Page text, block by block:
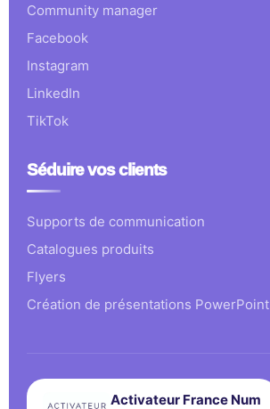
Community manager
Facebook
Instagram
LinkedIn
TikTok
Séduire vos clients
Supports de communication
Catalogues produits
Flyers
Création de présentations PowerPoint
Activateur France Num